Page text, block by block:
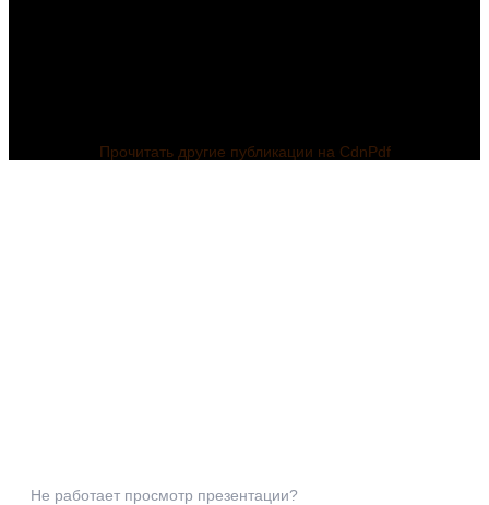
Прочитать другие публикации на CdnPdf
Не работает просмотр презентации?